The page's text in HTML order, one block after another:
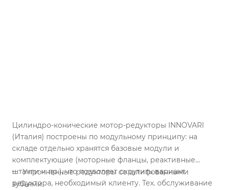
Цилиндро-конические мотор-редукторы INNOVARI
(Италия) построены по модульному принципу: на
складе отдельно хранятся базовые модули и
комплектующие (моторные фланцы, реактивные
штанги и пр.), что позволяет скрутить вариант
редуктора, необходимый клиенту. Тех. обслуживание
Упрочненные редукторы со шлифованными
зубьями.